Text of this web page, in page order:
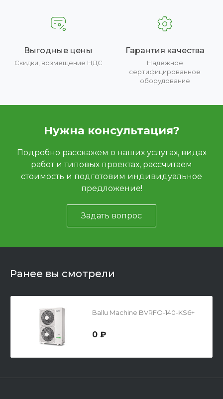
Выгодные цены
Скидки, возмещение НДС
Гарантия качества
Надежное
сертифицированное
оборудование
Нужна консультация?
Подробно расскажем о наших услугах, видах
работ и типовых проектах, рассчитаем
стоимость и подготовим индивидуальное
предложение!
Задать вопрос
Ранее вы смотрели
Ballu Machine BVRFO-140-KS6+
0 ₽